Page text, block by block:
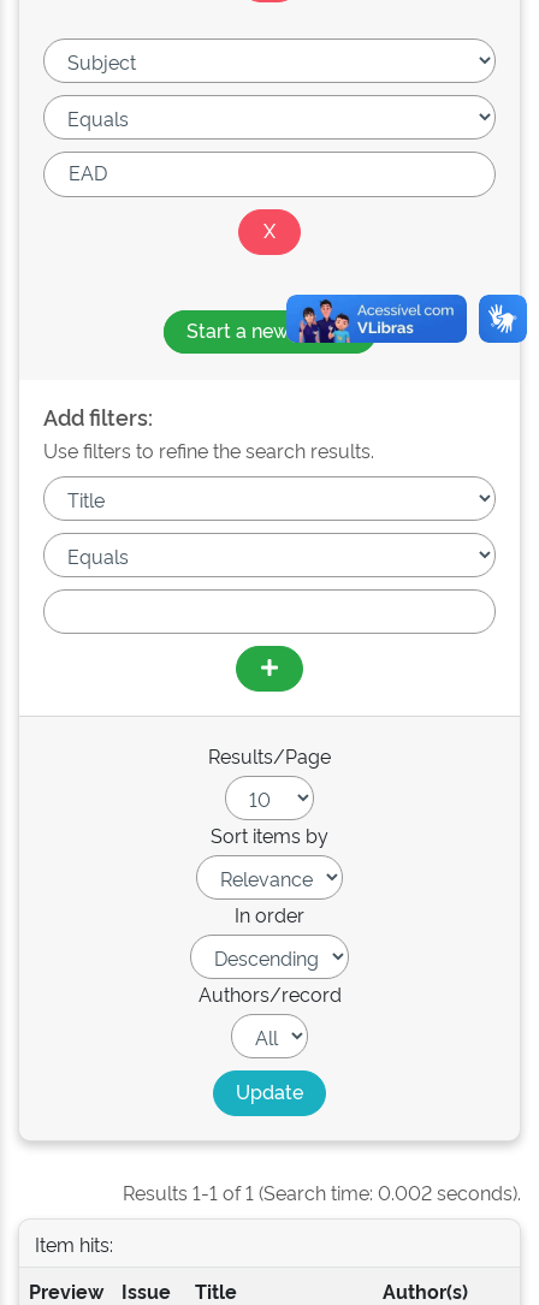
Start a new search
Add filters:
Use filters to refine the search results.
Results/Page
Sort items by
In order
Authors/record
Results 1-1 of 1 (Search time: 0.002 seconds).
Item hits:
Preview
Issue
Title Author(s)